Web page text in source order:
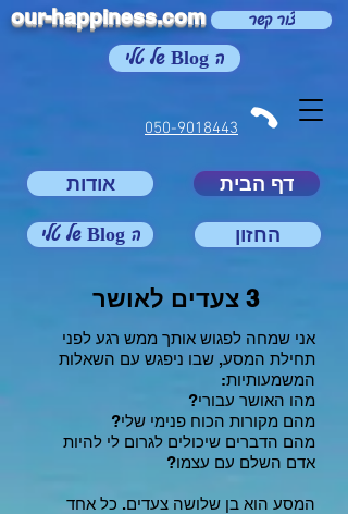
our-happiness.com צור קשר
ה Blog של טלי
050-9018443
אודות דף הבית
ה Blog של טלי החזון
3 צעדים לאושר
אני שמחה לפגוש אותך ממש רגע לפני
תחילת המסע, שבו ניפגש עם השאלות
המשמעותיות:
מהו האושר עבורי?
מהם מקורות הכוח פנימי שלי?
מהם הדברים שיכולים לגרום לי להיות
אדם השלם עם עצמו?
המסע הוא בן שלושה צעדים. כל אחד